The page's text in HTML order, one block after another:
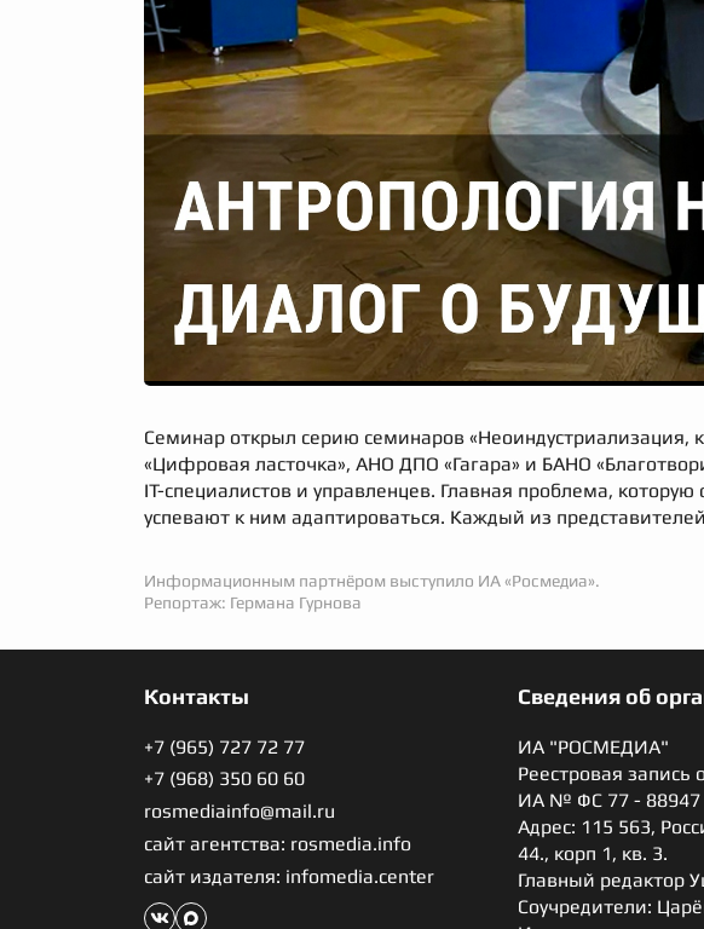
Семинар открыл серию семинаров «Неоиндустриализация,
«Цифровая ласточка», АНО ДПО «Гагара» и БАНО
IT-специалистов и управленцев. Главная проблема,
успевают к ним адаптироваться. Каждый из
Информационным партнёром выступило ИА «Росмедиа».
Репортаж: Германа Гурнова
Контакты
+7 (965) 727 72 77
+7 (968) 350 60 60
rosmediainfo@mail.ru
сайт агентства: rosmedia.info
сайт издателя: infomedia.center
Сведения об
ИА "РОСМЕДИА"
Реестровая
ИА № ФС 77 - 88947
Адрес: 115 563,
44., корп 1, кв. 3.
Главный редактор
Соучредители: